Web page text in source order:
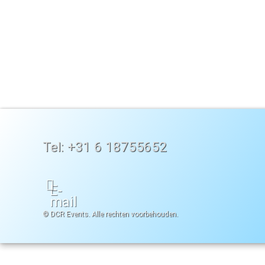
Tel: +31 6 18755652
E-
mail
© DCR Events. Alle rechten voorbehouden.